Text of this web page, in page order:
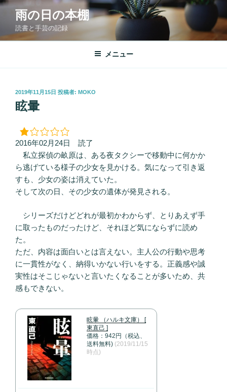
コ
ン
へ
雨の日の本棚
読書と手芸の記録
メニュー
投
稿
日:
2019年11月15日 投稿者: MOKO
眩暈
2016年02月24日 読了
私立探偵の畝原は、ある夜タクシーで移動中に何かか
ら逃げている様子の少女を見かける。気になって引き返
すも、少女の姿は消えていた。
そして次の日、その少女の遺体が発見される。
シリーズだけどどれが最初かわからず、とりあえず手
に取ったものだったけど、それほど気にならずに読め
た。
ただ、内容は面白いとは言えない。主人公の行動や思考
に一貫性がなく、納得いかない行いをする。正義感や誠
実性はそこじゃないと言いたくなることが多いため、共
感もできない。
眩暈 （ハルキ文庫） [
東直己 ]
価格：942円（税込、
送料無料) (2019/11/15
時点)